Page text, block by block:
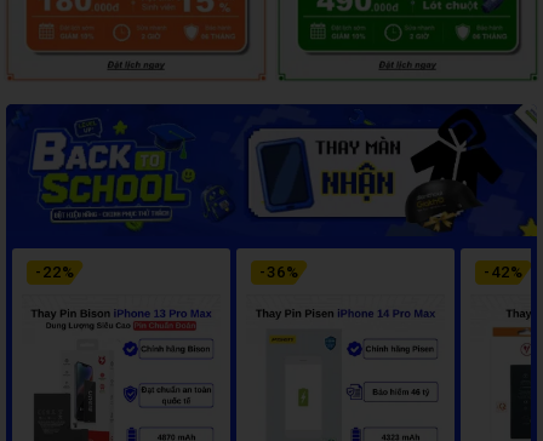
- 22% - 36% - 42%